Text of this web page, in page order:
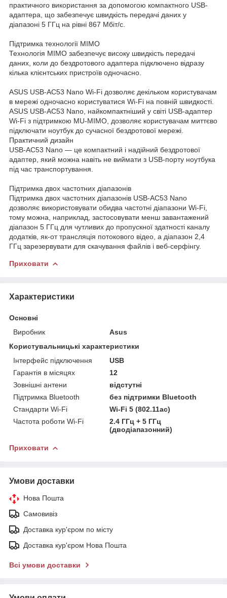
практичного використання за допомогою компактного USB-
адаптера, що забезпечує швидкість передачі даних у
діапазоні 5 ГГц на рівні 867 Мбіт/с.
Підтримка технології MIMO
Технологія MIMO забезпечує високу швидкість передачі
даних, коли до бездротового адаптера підключено відразу
кілька клієнтських пристроїв одночасно.
ASUS USB-AC53 Nano Wi-Fi дозволяє декільком користувачам
в мережі одночасно користуватися Wi-Fi на повній швидкості.
ASUS USB-AC53 Nano, найкомпактніший у світі USB-адаптер
Wi-Fi з підтримкою MU-MIMO, дозволяє користувачам миттєво
підключати ноутбук до сучасної бездротової мережі.
Практичний дизайн
USB-AC53 Nano — це компактний і надійний бездротової
адаптер, який можна навіть не виймати з USB-порту ноутбука
під час транспортування.
Підтримка двох частотних діапазонів
Підтримка двох частотних діапазонів USB-AC53 Nano
дозволяє використовувати обидва частотні діапазони Wi-Fi,
тому можна, наприклад, застосовувати менш завантажений
діапазон 5 ГГц для чутливих до пропускної здатності каналу
додатків, як-от трансляція потокового відео, а діапазон 2,4
ГГц зарезервувати для скачування файлів і веб-серфінгу.
Приховати
Характеристики
Основні
Виробник
Asus
Користувальницькі характеристики
Інтерфейс підключення
USB
Гарантія в місяцях
12
Зовнішні антени
відстутні
Підтримка Bluetooth
без підтримки Bluetooth
Стандарти Wi-Fi
Wi-Fi 5 (802.11ac)
Частота роботи Wi-Fi
2.4 ГГц + 5 ГГц
(дводіапазонний)
Приховати
Умови доставки
Нова Пошта
Самовивіз
Доставка кур'єром по місту
Доставка кур'єром Нова Пошта
Всі умови доставки